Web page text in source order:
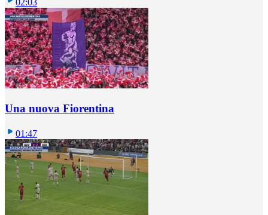
02:03
Una nuova Fiorentina
01:47